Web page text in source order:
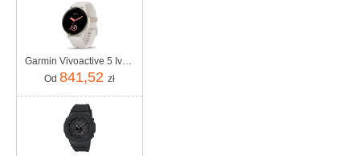
Od 841,52 zł